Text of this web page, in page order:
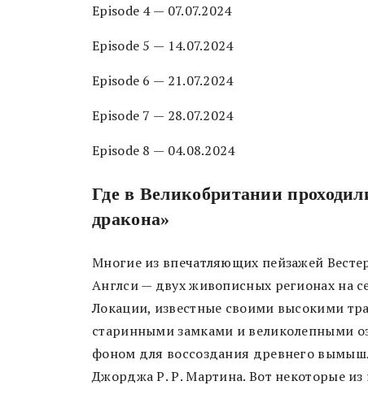
Episode 4 — 07.07.2024
Episode 5 — 14.07.2024
Episode 6 — 21.07.2024
Episode 7 — 28.07.2024
Episode 8 — 04.08.2024
Где в Великобритании
дракона»
Многие из впечатляющих пейзажей
Англси — двух живописных регионах на
Локации, известные своими высокими
старинными замками и великолепными
фоном для воссоздания древнего
Джорджа Р. Р. Мартина. Вот некоторые из